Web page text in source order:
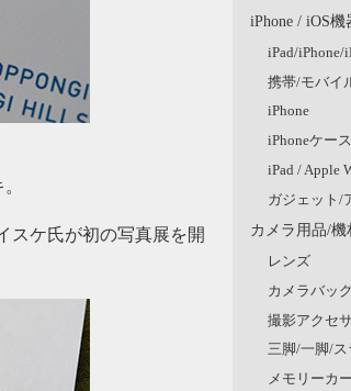
スケ氏が初の写真展を開
iPhone / iOS機
iPad/iPhone/
携帯/モバイ
iPhone
iPhoneケース
iPad / Apple
ガジェット/
カメラ用品/機
レンズ
カメラバッ
撮影アクセ
三脚/一脚/ス
メモリーカ